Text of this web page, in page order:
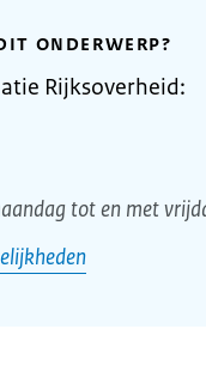
ONDERWERP?
Rijksoverheid:
tot en met